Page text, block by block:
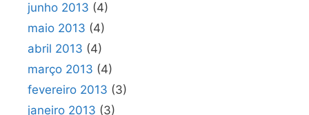
junho 2013 (4)
maio 2013 (4)
abril 2013 (4)
março 2013 (4)
fevereiro 2013 (3)
janeiro 2013 (3)